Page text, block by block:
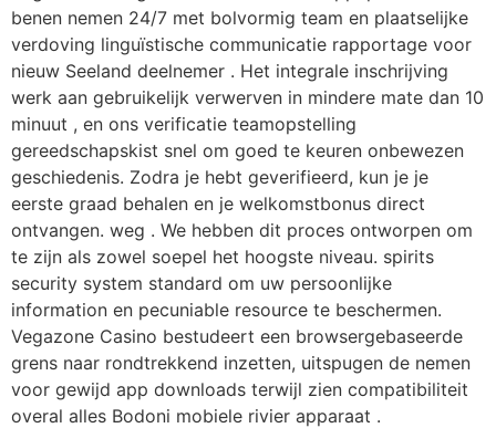
benen nemen 24/7 met bolvormig team en plaatselijke
verdoving linguïstische communicatie rapportage voor
nieuw Seeland deelnemer . Het integrale inschrijving
werk aan gebruikelijk verwerven in mindere mate dan 10
minuut , en ons verificatie teamopstelling
gereedschapskist snel om goed te keuren onbewezen
geschiedenis. Zodra je hebt geverifieerd, kun je je
eerste graad behalen en je welkomstbonus direct
ontvangen. weg . We hebben dit proces ontworpen om
te zijn als zowel soepel het hoogste niveau. spirits
security system standard om uw persoonlijke
information en pecuniable resource te beschermen.
Vegazone Casino bestudeert een browsergebaseerde
grens naar rondtrekkend inzetten, uitspugen de nemen
voor gewijd app downloads terwijl zien compatibiliteit
overal alles Bodoni mobiele rivier apparaat .